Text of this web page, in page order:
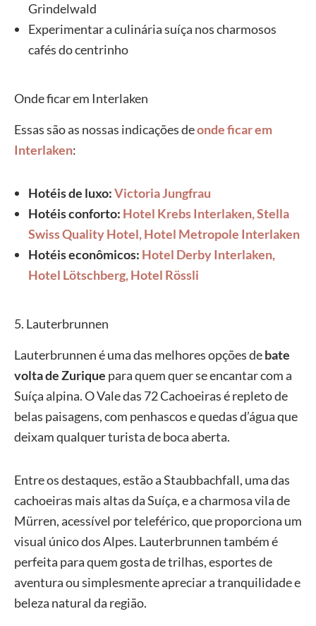
Grindelwald
Experimentar a culinária suíça nos charmosos
cafés do centrinho
Onde ficar em Interlaken
Essas são as nossas indicações deonde ficar em
Interlaken:
Hotéis de luxo:Victoria Jungfrau
Hotéis conforto: Hotel Krebs Interlaken,Stella
Swiss Quality Hotel,Hotel Metropole Interlaken
Hotéis econômicos: Hotel Derby Interlaken,
Hotel Lötschberg,Hotel Rössli
5. Lauterbrunnen
Lauterbrunnen é uma das melhores opções debate
volta de Zurique para quem quer se encantar com a
Suíça alpina. O Vale das 72 Cachoeiras é repleto de
belas paisagens, com penhascos e quedas d’água que
deixam qualquer turista de boca aberta.
Entre os destaques, estão a Staubbachfall, uma das
cachoeiras mais altas da Suíça, e a charmosa vila de
Mürren, acessível por teleférico, que proporciona um
visual único dos Alpes. Lauterbrunnen também é
perfeita para quem gosta de trilhas, esportes de
aventura ou simplesmente apreciar a tranquilidade e
beleza natural da região.